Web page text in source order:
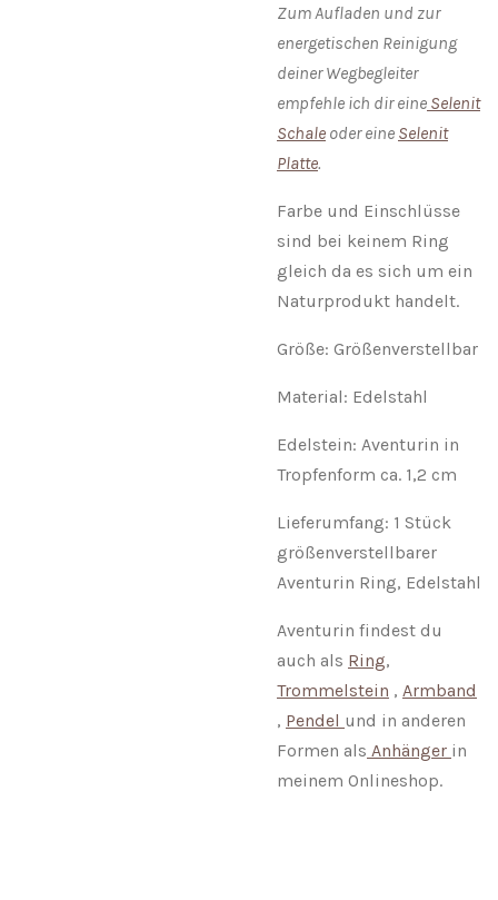
Zum Aufladen und zur
energetischen Reinigung
deiner Wegbegleiter
empfehle ich dir eine Selenit
Schale oder eine Selenit
Platte.
Farbe und Einschlüsse
sind bei keinem Ring
gleich da es sich um ein
Naturprodukt handelt.
Größe: Größenverstellbar
Material: Edelstahl
Edelstein: Aventurin in
Tropfenform ca. 1,2 cm
Lieferumfang: 1 Stück
größenverstellbarer
Aventurin Ring, Edelstahl
Aventurin findest du
auch als Ring,
Trommelstein , Armband
, Pendel und in anderen
Formen als Anhänger in
meinem Onlineshop.